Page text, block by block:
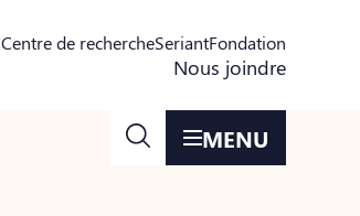
Centre de rechercheSeriantFondation
Nous joindre
MENU